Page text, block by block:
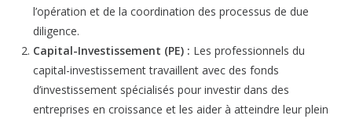
l’opération et de la coordination des processus de due
diligence.
Capital-Investissement (PE) : Les professionnels du
capital-investissement travaillent avec des fonds
d’investissement spécialisés pour investir dans des
entreprises en croissance et les aider à atteindre leur plein